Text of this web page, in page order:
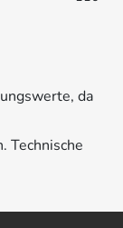
da
Technische